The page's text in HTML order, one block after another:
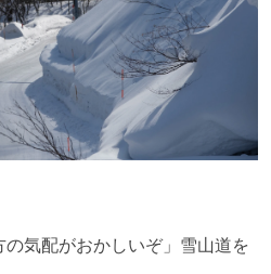
の気配がおかしいぞ」雪山道を